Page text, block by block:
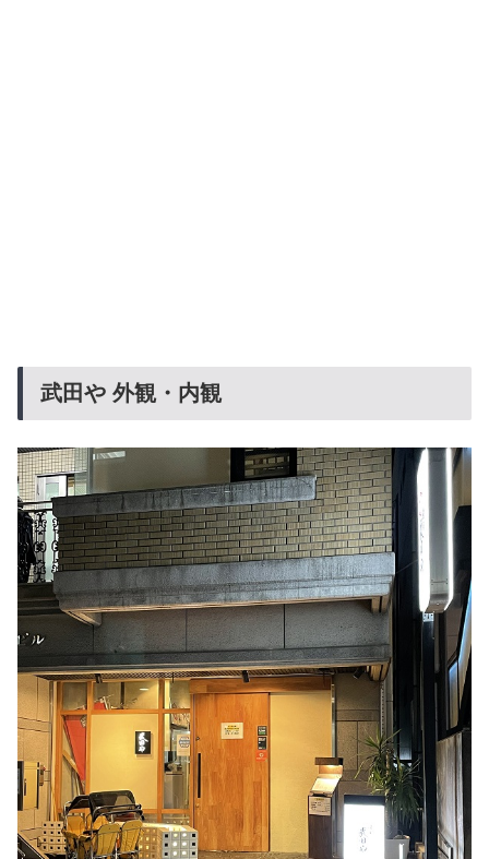
武田や 外観・内観